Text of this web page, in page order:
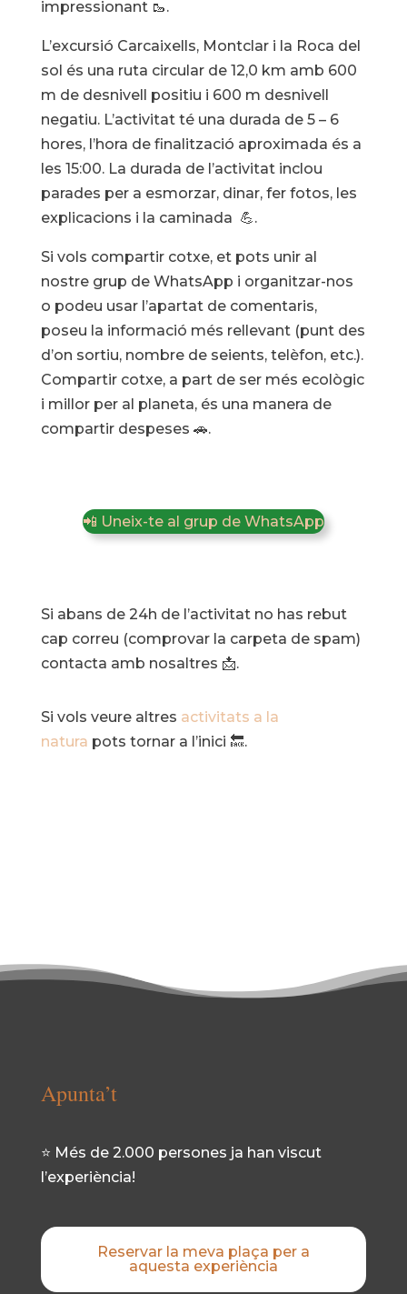
impressionant 🥾.
L’excursió Carcaixells, Montclar i la Roca del
sol és una ruta circular de 12,0 km amb 600
m de desnivell positiu i 600 m desnivell
negatiu. L’activitat té una durada de 5 – 6
hores, l’hora de finalització aproximada és a
les 15:00. La durada de l’activitat inclou
parades per a esmorzar, dinar, fer fotos, les
explicacions i la caminada 💪.
Si vols compartir cotxe, et pots unir al
nostre grup de WhatsApp i organitzar-nos
o podeu usar l’apartat de comentaris,
poseu la informació més rellevant (punt des
d’on sortiu, nombre de seients, telèfon, etc.).
Compartir cotxe, a part de ser més ecològic
i millor per al planeta, és una manera de
compartir despeses 🚗.
📲 Uneix-te al grup de WhatsApp
Si abans de 24h de l’activitat no has rebut
cap correu (comprovar la carpeta de spam)
contacta amb nosaltres 📩.
Si vols veure altres activitats a la
natura pots tornar a l’inici 🔙.
Apunta’t
⭐ Més de 2.000 persones ja han viscut
l’experiència!
Reservar la meva plaça per a
aquesta experiència